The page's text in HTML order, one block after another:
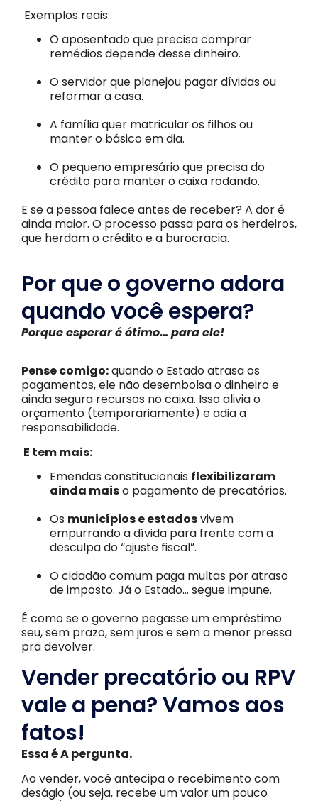
Exemplos reais:
O aposentado que precisa comprar
remédios depende desse dinheiro.
O servidor que planejou pagar dívidas ou
reformar a casa.
A família quer matricular os filhos ou
manter o básico em dia.
O pequeno empresário que precisa do
crédito para manter o caixa rodando.
E se a pessoa falece antes de receber? A dor é
ainda maior. O processo passa para os herdeiros,
que herdam o crédito e a burocracia.
Por que o governo adora
quando você espera?
Porque esperar é ótimo… para ele!
Pense comigo:quando o Estado atrasa os
pagamentos, ele não desembolsa o dinheiro e
ainda segura recursos no caixa. Isso alivia o
orçamento (temporariamente) e adia a
responsabilidade.
E tem mais:
Emendas constitucionais flexibilizaram
ainda maiso pagamento de precatórios.
Os municípios e estadosvivem
empurrando a dívida para frente com a
desculpa do “ajuste fiscal”.
O cidadão comum paga multas por atraso
de imposto. Já o Estado… segue impune.
É como se o governo pegasse um empréstimo
seu, sem prazo, sem juros e sem a menor pressa
pra devolver.
Vender precatório ou RPV
vale a pena? Vamos aos
fatos!
Essa é A pergunta.
Ao vender, você antecipa o recebimento com
deságio (ou seja, recebe um valor um pouco